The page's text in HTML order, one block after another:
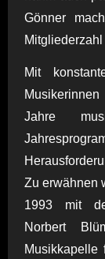
Gönner
Mit
Jahre
Zu erwähnen
1993 mit
Norbert
Musikkapelle